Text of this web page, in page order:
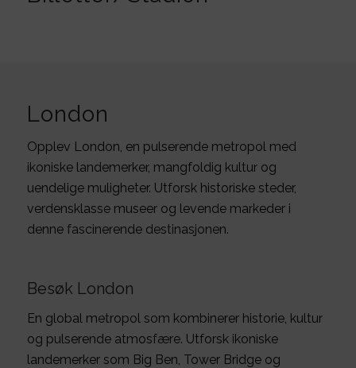
London
Opplev London, en pulserende metropol med
ikoniske landemerker, mangfoldig kultur og
uendelige muligheter. Utforsk historiske steder,
verdensklasse museer og levende markeder i
denne fascinerende destinasjonen.
Besøk London
En global metropol som kombinerer historie, kultur
og pulserende atmosfære. Utforsk ikoniske
landemerker som Big Ben, Tower Bridge og